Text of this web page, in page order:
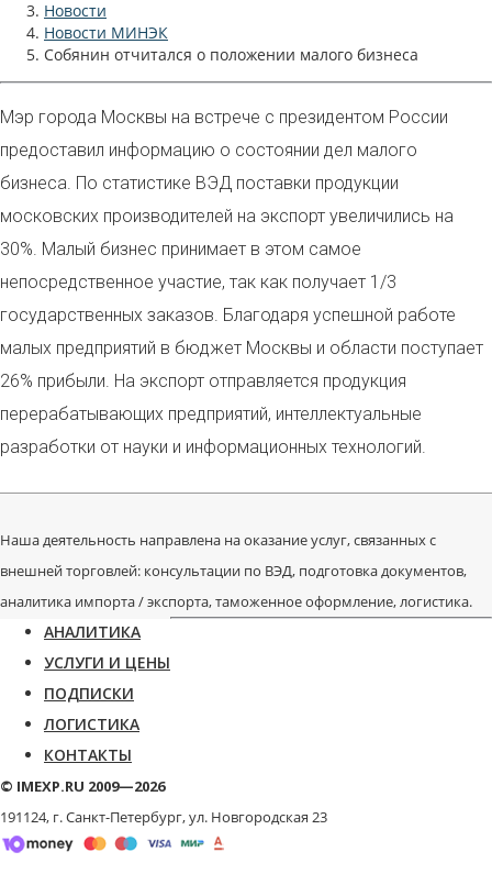
Новости
Новости МИНЭК
Собянин отчитался о положении малого бизнеса
Мэр города Москвы на встрече с президентом России
предоставил информацию о состоянии дел малого
бизнеса. По статистике ВЭД поставки продукции
московских производителей на экспорт увеличились на
30%. Малый бизнес принимает в этом самое
непосредственное участие, так как получает 1/3
государственных заказов. Благодаря успешной работе
малых предприятий в бюджет Москвы и области поступает
26% прибыли. На экспорт отправляется продукция
перерабатывающих предприятий, интеллектуальные
разработки от науки и информационных технологий.
Наша деятельность направлена на оказание услуг, связанных с
внешней торговлей: консультации по ВЭД, подготовка документов,
аналитика импорта / экспорта, таможенное оформление, логистика.
АНАЛИТИКА
УСЛУГИ И ЦЕНЫ
ПОДПИСКИ
ЛОГИСТИКА
КОНТАКТЫ
© IMEXP.RU 2009—2026
191124, г. Санкт-Петербург,ул. Новгородская 23